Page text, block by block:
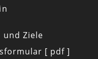
und Ziele
[ pdf ]